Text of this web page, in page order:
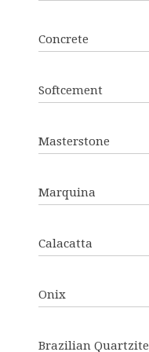
Concrete
Softcement
Masterstone
Marquina
Calacatta
Onix
Brazilian Quartzite